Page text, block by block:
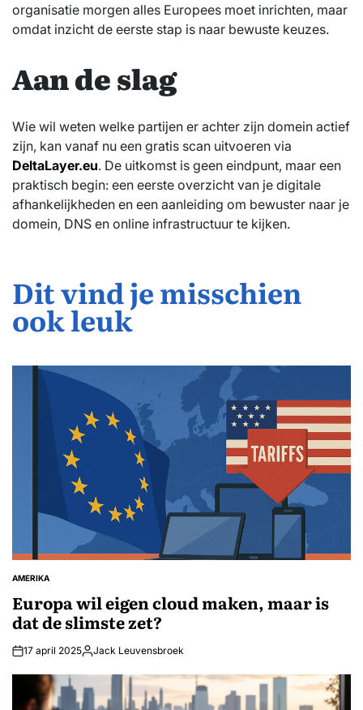
organisatie morgen alles Europees moet inrichten, maar
omdat inzicht de eerste stap is naar bewuste keuzes.
Aan de slag
Wie wil weten welke partijen er achter zijn domein actief
zijn, kan vanaf nu een gratis scan uitvoeren via
DeltaLayer.eu. De uitkomst is geen eindpunt, maar een
praktisch begin: een eerste overzicht van je digitale
afhankelijkheden en een aanleiding om bewuster naar je
domein, DNS en online infrastructuur te kijken.
Dit vind je misschien
ook leuk
GEPLAATST
AMERIKA
Europa wil eigen cloud maken, maar is
dat de slimste zet?
17 april 2025Geplaatst
Jack Leuvensbroek